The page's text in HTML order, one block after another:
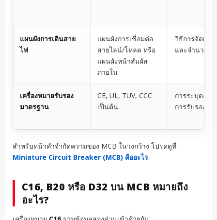
แผนผังการเดินสาย
ไฟ
แผนผังการเชื่อมต่อ
สายไลน์/โหลด หรือ
แผนผังหน้าสัมผัส
ภายใน
วิธีการจัดเรีย
และจำนวนโ
เครื่องหมายรับรอง
มาตรฐาน
CE, UL, TUV, CCC
เป็นต้น.
การระบุตลา
การรับรอง
สำหรับหน้าคำจำกัดความของ MCB ในวงกว้าง โปรดดูที่
Miniature Circuit Breaker (MCB) คืออะไร.
C16, B20 หรือ D32 บน MCB หมายถึง
อะไร?